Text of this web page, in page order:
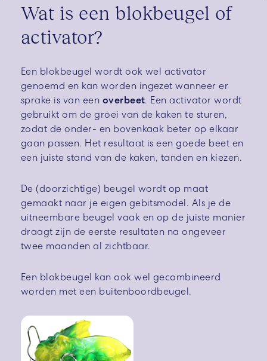
Wat is een blokbeugel of
activator?
Een blokbeugel wordt ook wel activator
genoemd en kan worden ingezet wanneer er
sprake is van een overbeet. Een activator wordt
gebruikt om de groei van de kaken te sturen,
zodat de onder- en bovenkaak beter op elkaar
gaan passen. Het resultaat is een goede beet en
een juiste stand van de kaken, tanden en kiezen.
De (doorzichtige) beugel wordt op maat
gemaakt naar je eigen gebitsmodel. Als je de
uitneembare beugel vaak en op de juiste manier
draagt zijn de eerste resultaten na ongeveer
twee maanden al zichtbaar.
Een blokbeugel kan ook wel gecombineerd
worden met een buitenboordbeugel.